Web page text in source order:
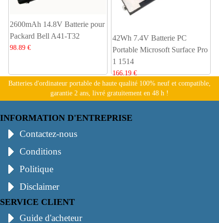
2600mAh 14.8V Batterie pour
Packard Bell A41-T32
98.89 €
42Wh 7.4V Batterie PC
Portable Microsoft Surface Pro
1 1514
166.19 €
Batteries d'ordinateur portable de haute qualité 100% neuf et compatible,
garantie 2 ans, livré gratuitement en 48 h !
INFORMATION D'ENTREPRISE
Contactez-nous
Conditions
Politique
Disclaimer
SERVICE CLIENT
Guide d'acheteur